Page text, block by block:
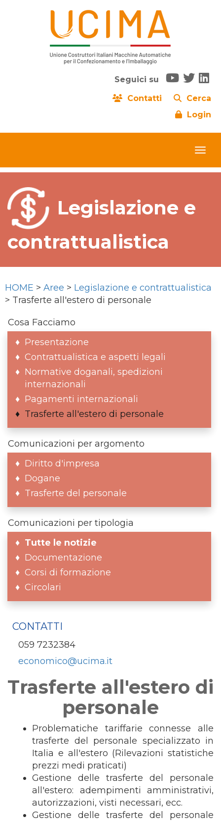
Seguici su
Contatti
Cerca
Login
Legislazione e
contrattualistica
HOME > Aree > Legislazione e contrattualistica
> Trasferte all'estero di personale
Cosa Facciamo
Presentazione
Contrattualistica e aspetti legali
Normative doganali, spedizioni
internazionali
Pagamenti internazionali
Trasferte all'estero di personale
Comunicazioni per argomento
Diritto d'impresa
Dogane
Trasferte del personale
Comunicazioni per tipologia
Tutte le notizie
Documentazione
Corsi di formazione
Circolari
CONTATTI
059 7232384
economico@ucima.it
Trasferte all'estero di
personale
Problematiche tariffarie connesse alle
trasferte del personale specializzato in
Italia e all'estero (Rilevazioni statistiche
prezzi medi praticati)
Gestione delle trasferte del personale
all'estero: adempimenti amministrativi,
autorizzazioni, visti necessari, ecc.
Gestione delle trasferte del personale